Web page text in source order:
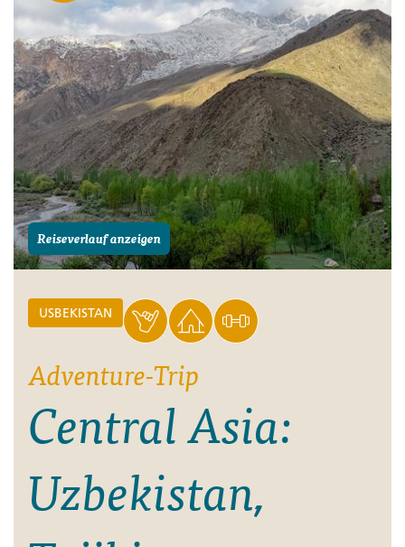
Reiseverlauf anzeigen
USBEKISTAN
Adventure-Trip
Central Asia:
Uzbekistan,